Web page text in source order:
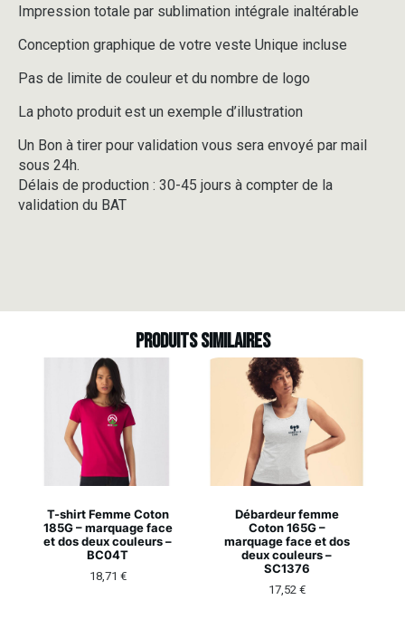
Impression totale par sublimation intégrale inaltérable
Conception graphique de votre veste Unique incluse
Pas de limite de couleur et du nombre de logo
La photo produit est un exemple d’illustration
Un Bon à tirer pour validation vous sera envoyé par mail
sous 24h.
Délais de production : 30-45 jours à compter de la
validation du BAT
Produits similaires
T-shirt Femme Coton
185G – marquage face
et dos deux couleurs –
BC04T
18,71 €
Débardeur femme
Coton 165G –
marquage face et dos
deux couleurs –
SC1376
17,52 €